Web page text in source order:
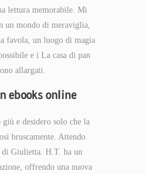
lettura memorabile. Mi
un mondo di meraviglia,
favola, un luogo di magia
e i La casa di pan
allargati.
ebooks online
e desidero solo che la
bruscamente. Attendo
di Giulietta. H.T. ha un
offrendo una nuova